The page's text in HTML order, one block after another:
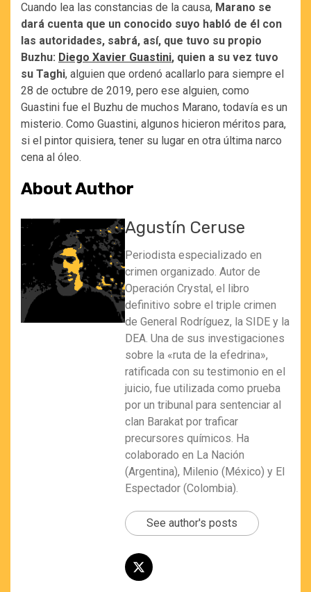
Cuando lea las constancias de la causa, Marano se
dará cuenta que un conocido suyo habló de él con
las autoridades, sabrá, así, que tuvo su propio
Buzhu: Diego Xavier Guastini, quien a su vez tuvo
su Taghi, alguien que ordenó acallarlo para siempre el
28 de octubre de 2019, pero ese alguien, como
Guastini fue el Buzhu de muchos Marano, todavía es un
misterio. Como Guastini, algunos hicieron méritos para,
si el pintor quisiera, tener su lugar en otra última narco
cena al óleo.
About Author
Agustín Ceruse
Periodista especializado en
crimen organizado. Autor de
Operación Crystal, el libro
definitivo sobre el triple crimen
de General Rodríguez, la SIDE y la
DEA. Una de sus investigaciones
sobre la «ruta de la efedrina»,
ratificada con su testimonio en el
juicio, fue utilizada como prueba
por un tribunal para sentenciar al
clan Barakat por traficar
precursores químicos. Ha
colaborado en La Nación
(Argentina), Milenio (México) y El
Espectador (Colombia).
See author's posts